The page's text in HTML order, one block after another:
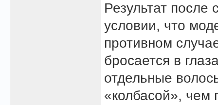
Результат
условии, что
противном
бросается в
отдельные
«колбасой», чем